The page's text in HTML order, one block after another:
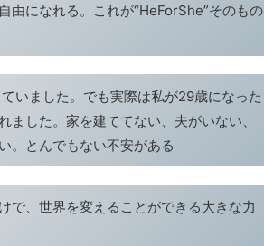
由になれる。これが“HeForShe”そのもの
いました。でも実際は私が29歳になった
した。家を建ててない、夫がいない、
。とんでもない不安がある
で、世界を変えることができる大きな力